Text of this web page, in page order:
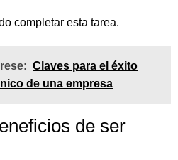
completar esta tarea.
Claves para el éxito
de una empresa
de ser